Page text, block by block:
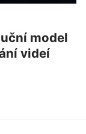
model
videí